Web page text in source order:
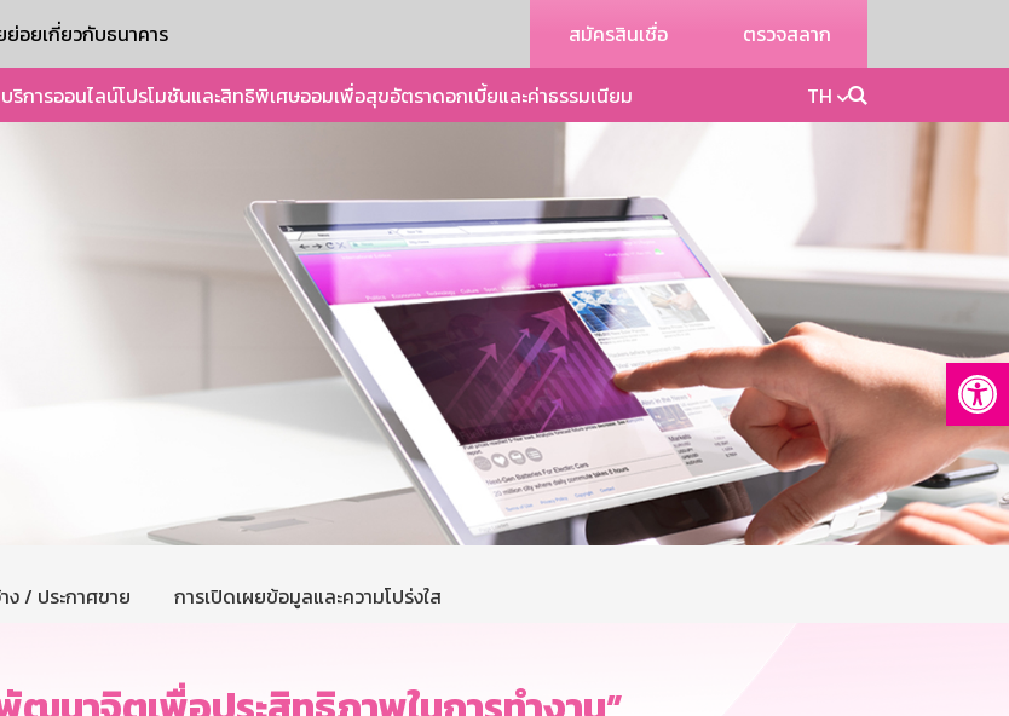
ย่อยเกี่ยวกับธนาคาร สมัครสินเชื่อ ตรวจสลาก
บริการออนไลน์โปรโมชันและสิทธิพิเศษออมเพื่อสุขอัตราดอกเบี้ยและค่าธรรมเนียม TH
ง / ประกาศขาย การเปิดเผยข้อมูลและความโปร่งใส